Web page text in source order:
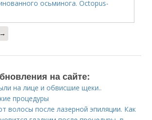
на сайте:
на лице и обвисшие щеки..
процедуры
волосы после лазерной эпиляции. Как